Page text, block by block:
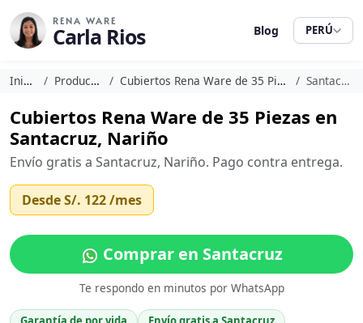
RENA WARE
Carla Rios Blog PERÚ
Inicio Productos Cubiertos Rena Ware de 35 Piezas Santacruz
Cubiertos Rena Ware de 35 Piezas en
Santacruz, Nariño
Envío gratis a Santacruz, Nariño. Pago contra entrega.
DesdeS/. 122/mes
Comprar en Santacruz
Te respondo en minutos por WhatsApp